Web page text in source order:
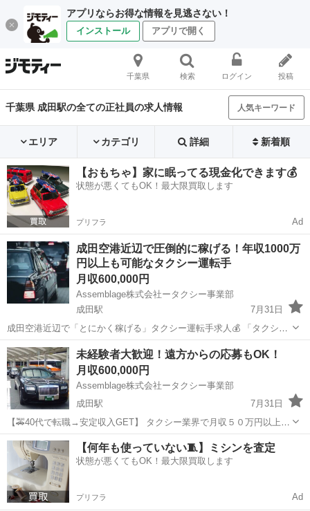
アプリならお得な情報を見逃さない！
インストール アプリで開く
千葉県 検索 ログイン 投稿
千葉県 成田駅の全ての正社員の求人情報 人気キーワード
エリア カテゴリ 詳細 新着順
【おもちゃ】家に眠ってる現金化できます💰
状態が悪くてもOK！最大限買取します
プリフラ Ad
成田空港近辺で圧倒的に稼げる！年収1000万
円以上も可能なタクシー運転手
月収600,000円
Assemblage株式会社ータクシー事業部
成田駅
7月31日
成田空港近辺で「とにかく稼げる」タクシー運転手求人💰 「タクシー
業界って実際どれくらい稼げるの？」 「安定した収入を得つつ、高収
入を目指せる仕事を探している！」 そんなあなたに最適なチャンス！
🚖成田空港周辺...
千葉 成田市 成田駅 ドライバー 未経験
未経験者大歓迎！遠方からの応募もOK！
月収600,000円
Assemblage株式会社ータクシー事業部
成田駅
7月31日
【🚕40代で転職→安定収入GET】 タクシー業界で月収５０万円以上の
実績も！ ※実際の成功事例をご紹介中※ ＼成田空港利用者をターゲッ
トに、高収入を実現／ ＼未経験者歓迎！遠方から入寮希望もOK／🚖💰
成田...
千葉 成田市 成田駅 ドライバー 未経験
【何年も使っていない🧵】ミシンを査定
状態が悪くてもOK！最大限買取します
プリフラ Ad